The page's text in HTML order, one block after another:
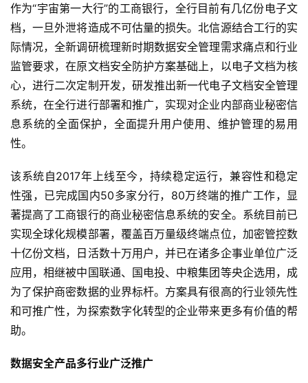
作为“宇宙第一大行”的工商银行，全行目前有几亿份电子文
档，一旦外泄将造成不可估量的损失。北信源结合工行的实
际情况，全新调研梳理新时期数据安全管理需求痛点和行业
监管要求，在原文档安全防护方案基础上，以电子文档为核
心，进行二次定制开发，研发推出新一代电子文档安全管理
系统，在全行进行部署和推广，实现对企业内部商业秘密信
息系统的全面保护，全面提升用户使用、维护管理的易用
性。
该系统自2017年上线至今，持续稳定运行，兼容性和稳定
性强，已完成国内50多家分行，80万终端的推广工作，显
著提高了工商银行的商业秘密信息系统的安全。系统目前已
实现全球化规模部署，覆盖百万量级终端点位，加密管控数
十亿份文档，日活数十万用户，并已在诸多企事业单位广泛
应用，相继被中国联通、国电投、中粮集团等央企选用，成
为了保护商密数据的业界标杆。方案具有很高的行业领先性
和可推广性，为探索数字化转型的企业带来更多有价值的帮
助。
数据安全产品多行业广泛推广